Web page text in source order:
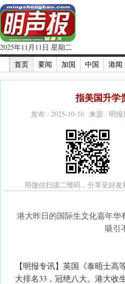
2025年11月11日 星期二
首页
要闻 加国 中国 港闻
指美国升学
发布 : 2025-10-10 来源 : 明报
用微信扫描二维码，分享至好友
港大昨日的国际生文化嘉年
吸引
【明报专讯】英国《泰晤士
大排名33，冠绝八大。港大收